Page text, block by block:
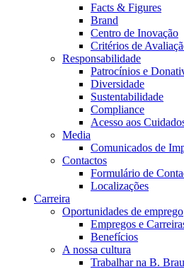
Facts & Figures
Brand
Centro de Inovação
Critérios de
Responsabilidade
Patrocínios e
Diversidade
Sustentabilidade
Compliance
Acesso aos
Media
Comunicados de
Contactos
Formulário de
Localizações
Carreira
Oportunidades de emprego
Empregos e
Benefícios
A nossa cultura
Trabalhar na B.